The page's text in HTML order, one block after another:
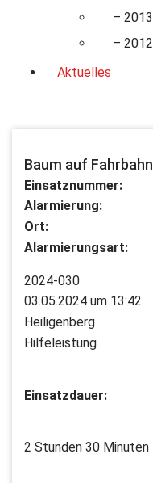
– 2013
– 2012
Aktuelles
Baum auf Fahrbahn
Einsatznummer:
Alarmierung:
Ort:
Alarmierungsart:
2024-030
03.05.2024 um 13:42
Heiligenberg
Hilfeleistung
Einsatzdauer:
2 Stunden 30 Minuten